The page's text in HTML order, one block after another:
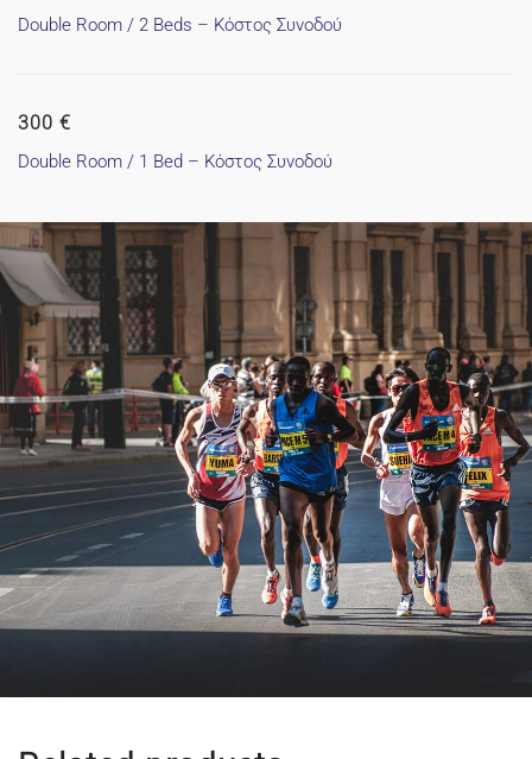
Double Room / 2 Beds – Κόστος Συνοδού
300 €
Double Room / 1 Bed – Κόστος Συνοδού